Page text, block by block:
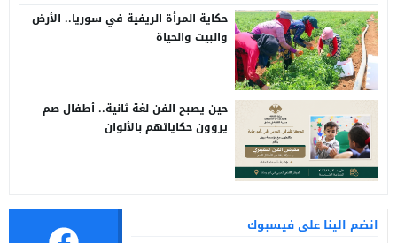
حكاية المرأة الريفية في سوريا.. الأرض
والبيت والحياة
حين يصبح الفن لغة ثانية.. أطفال صم
يروون حكاياتهم بالألوان
انضم الينا على فيسبوك